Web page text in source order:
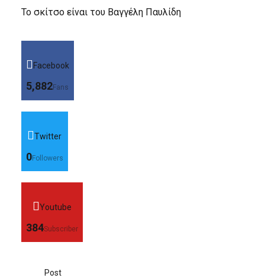
Το σκίτσο είναι του Βαγγέλη Παυλίδη
Facebook
5,882Fans
Twitter
0Followers
Youtube
384Subscriber
Post